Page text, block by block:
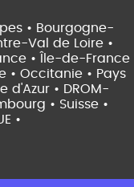
• Bourgogne-
Val de Loire •
•
Île-de-France
• Occitanie • Pays
d'Azur • DROM-
• Suisse •
•